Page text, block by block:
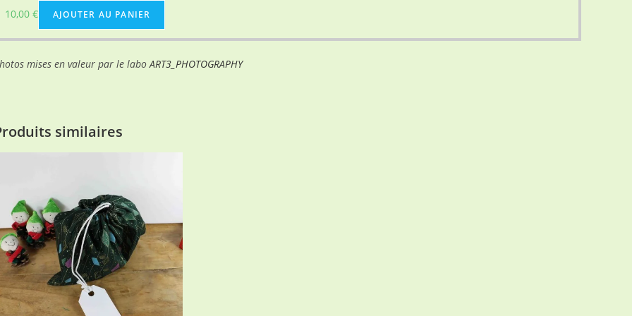
10,00 € AJOUTER AU PANIER
mises en valeur par le laboART3_PHOTOGRAPHY
similaires